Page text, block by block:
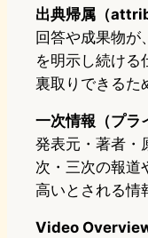
出典帰属（
回答や成果物が
を明示し続ける
裏取りできるた
一次情報（プラ
発表元・著者・
次・三次の報道
高いとされる情
Video